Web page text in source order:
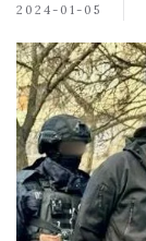
2024-01-05